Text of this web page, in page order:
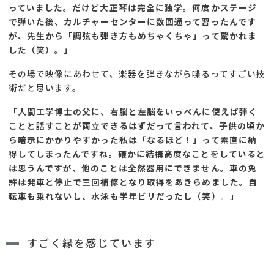
っていました。だけど大正琴は完全に独学。何度かステージ
で弾いた後、カルチャーセンターに数回通って習ったんです
が、先生から「調弦も弾き方もめちゃくちゃ」って驚かれま
した（笑）。」
その場で映像にあわせて、楽器を弾きながら喋るってすごい技
術だと思います。
「人間工学博士の父に、右脳と左脳をいっぺんに使えば弾く
ことと話すことが両立できるはずだって言われて、子供の頃か
ら暗示にかかりやすかった私は「なるほど！」って素直に納
得してしまったんですね。確かに結構高度なことをしていると
は思うんですが、他のことは全然器用にできません。車の免
許は発車と停止で三回補修となり取得をあきらめました。自
転車も乗れないし、水泳も学年ビリだったし（笑）。」
すごく縁を感じています